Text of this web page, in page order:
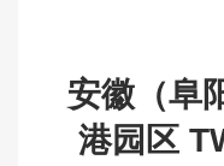
安徽（阜
港园区